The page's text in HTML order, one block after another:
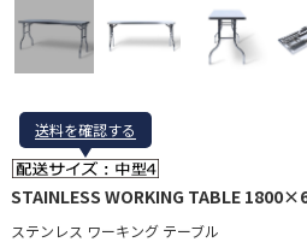
送料を確認する
STAINLESS WORKING TABLE
ステンレス ワーキング テーブル